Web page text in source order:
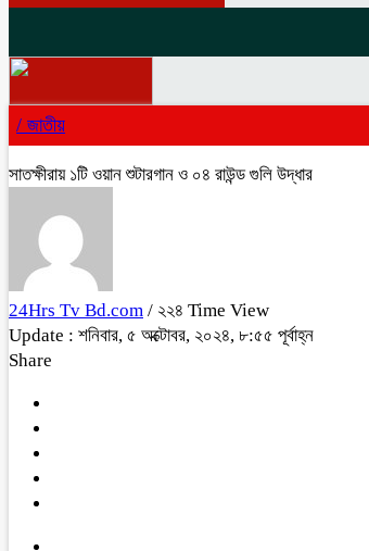
/ জাতীয়
সাতক্ষীরায় ১টি ওয়ান শুটারগান ও ০৪ রাউন্ড গুলি উদ্ধার
24Hrs Tv Bd.com / ২২৪ Time View
Update : শনিবার, ৫ অক্টোবর, ২০২৪, ৮:৫৫ পূর্বাহ্ন
Share